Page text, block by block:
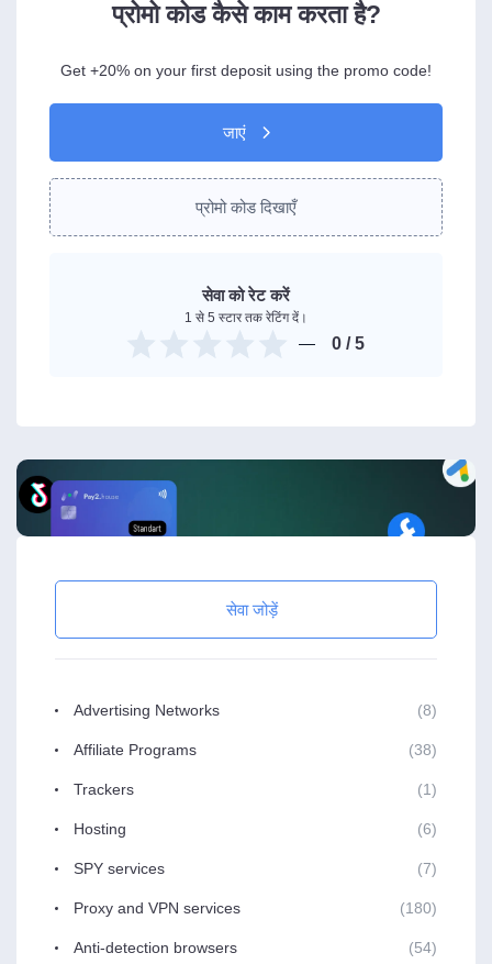
प्रोमो कोड कैसे काम करता है?
Get +20% on your first deposit using the promo code!
जाएं
प्रोमो कोड दिखाएँ
सेवा को रेट करें
1 से 5 स्टार तक रेटिंग दें।
0/ 5
सेवा जोड़ें
Advertising Networks (8)
Affiliate Programs (38)
Trackers (1)
Hosting (6)
SPY services (7)
Proxy and VPN services (180)
Anti-detection browsers (54)